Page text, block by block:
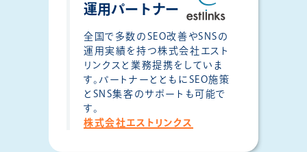
運用パートナー
全国で多数のSEO改善やSNSの
運用実績を持つ株式会社エスト
リンクスと業務提携をしていま
す。パートナーとともにSEO施策
とSNS集客のサポートも可能で
す。
株式会社エストリンクス